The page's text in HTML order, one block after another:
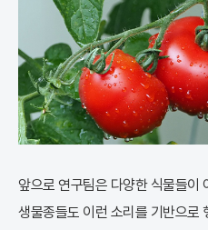
앞으로 연구팀은 다양한 식물들이
생물종들도 이런 소리를 기반으로